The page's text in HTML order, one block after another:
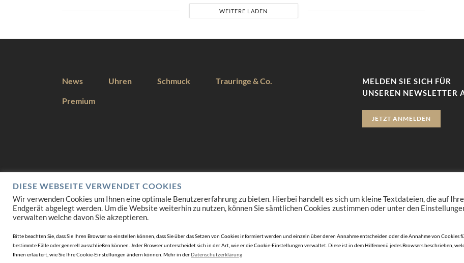
WEITERE LADEN
News Uhren Schmuck Trauringe & Co.
Premium
MELDEN SIE SICH FÜR
UNSEREN NEWSLETTER
JETZT ANMELDEN
DIESE WEBSEITE VERWENDET COOKIES
Wir verwenden Cookies um Ihnen eine optimale Benutzererfahrung zu bieten. Hierbei handelt es sich um kleine Textdateien, die auf
Endgerät abgelegt werden. Um die Website weiterhin zu nutzen, können Sie sämtlichen Cookies zustimmen oder unter den
verwalten welche davon Sie akzeptieren.
Bitte beachten Sie, dass Sie Ihren Browser so einstellen können, dass Sie über das Setzen von Cookies informiert werden und einzeln über deren Annahme entscheiden oder die Annahme von Cookies
bestimmte Fälle oder generell ausschließen können. Jeder Browser unterscheidet sich in der Art, wie er die Cookie-Einstellungen verwaltet. Diese ist in dem Hilfemenü jedes Browsers beschrieben,
Ihnen erläutert, wie Sie Ihre Cookie-Einstellungen ändern können. Mehr in derDatenschutzerklärung